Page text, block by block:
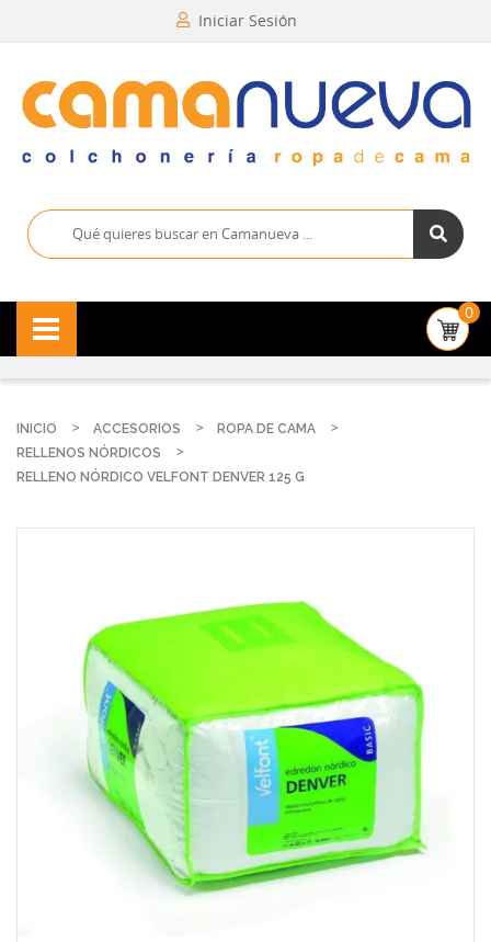
Iniciar Sesión
0
INICIO ACCESORIOS
ROPA DE CAMA
RELLENOS NÓRDICOS
RELLENO NÓRDICO VELFONT DENVER 125 G